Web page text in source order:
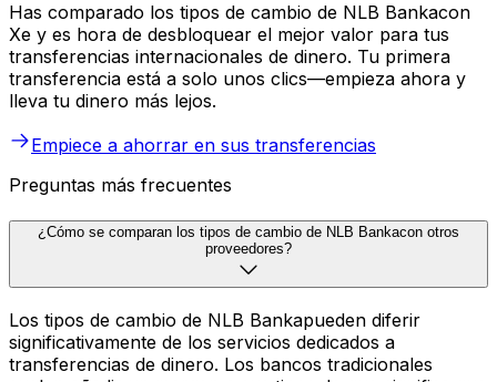
Has comparado los tipos de cambio de NLB Bankacon
Xe y es hora de desbloquear el mejor valor para tus
transferencias internacionales de dinero. Tu primera
transferencia está a solo unos clics—empieza ahora y
lleva tu dinero más lejos.
Empiece a ahorrar en sus transferencias
Preguntas más frecuentes
¿Cómo se comparan los tipos de cambio de NLB Bankacon otros
proveedores?
Los tipos de cambio de NLB Bankapueden diferir
significativamente de los servicios dedicados a
transferencias de dinero. Los bancos tradicionales